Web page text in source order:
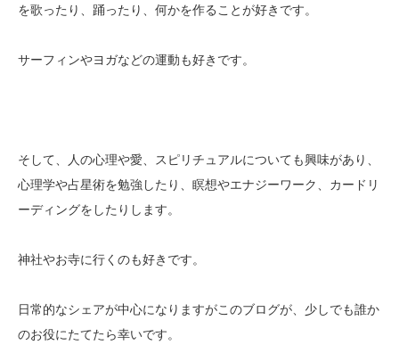
を歌ったり、踊ったり、何かを作ることが好きです。
サーフィンやヨガなどの運動も好きです。
そして、人の心理や愛、スピリチュアルについても興味があり、
心理学や占星術を勉強したり、瞑想やエナジーワーク、カードリ
ーディングをしたりします。
神社やお寺に行くのも好きです。
日常的なシェアが中心になりますがこのブログが、少しでも誰か
のお役にたてたら幸いです。